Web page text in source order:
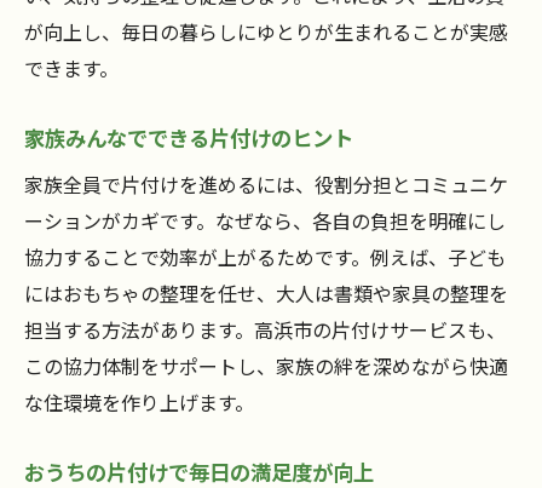
が向上し、毎日の暮らしにゆとりが生まれることが実感
できます。
家族みんなでできる片付けのヒント
家族全員で片付けを進めるには、役割分担とコミュニケ
ーションがカギです。なぜなら、各自の負担を明確にし
協力することで効率が上がるためです。例えば、子ども
にはおもちゃの整理を任せ、大人は書類や家具の整理を
担当する方法があります。高浜市の片付けサービスも、
この協力体制をサポートし、家族の絆を深めながら快適
な住環境を作り上げます。
おうちの片付けで毎日の満足度が向上